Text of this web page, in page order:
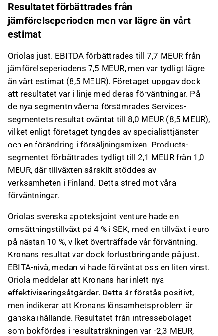
Resultatet förbättrades från
jämförelseperioden men var lägre än vårt
estimat
Oriolas just. EBITDA förbättrades till 7,7 MEUR från
jämförelseperiodens 7,5 MEUR, men var tydligt lägre
än vårt estimat (8,5 MEUR). Företaget uppgav dock
att resultatet var i linje med deras förväntningar. På
de nya segmentnivåerna försämrades Services-
segmentets resultat oväntat till 8,0 MEUR (8,5 MEUR),
vilket enligt företaget tyngdes av specialisttjänster
och en förändring i försäljningsmixen. Products-
segmentet förbättrades tydligt till 2,1 MEUR från 1,0
MEUR, där tillväxten särskilt stöddes av
verksamheten i Finland. Detta stred mot våra
förväntningar.
Oriolas svenska apoteksjoint venture hade en
omsättningstillväxt på 4 % i SEK, med en tillväxt i euro
på nästan 10 %, vilket överträffade vår förväntning.
Kronans resultat var dock förlustbringande på just.
EBITA-nivå, medan vi hade förväntat oss en liten vinst.
Oriola meddelar att Kronans har inlett nya
effektiviseringsåtgärder. Detta är förstås positivt,
men indikerar att Kronans lönsamhetsproblem är
ganska ihållande. Resultatet från intressebolaget
som bokfördes i resultaträkningen var -2,3 MEUR,